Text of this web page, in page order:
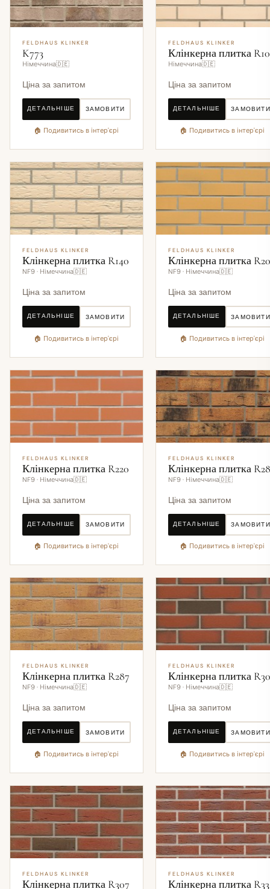
FELDHAUS KLINKER
K773
Німеччина🇩🇪
Ціна за запитом
ДЕТАЛЬНІШЕ ЗАМОВИТИ
🏠 Подивитись в інтер'єрі
FELDHAUS KLINKER
Клінкерна плитка
Німеччина🇩🇪
Ціна за запитом
ДЕТАЛЬНІШЕ ЗАМОВИТИ
🏠 Подивитись в інтер'єрі
FELDHAUS KLINKER
Клінкерна плитка R140
NF9 · Німеччина🇩🇪
Ціна за запитом
ДЕТАЛЬНІШЕ ЗАМОВИТИ
🏠 Подивитись в інтер'єрі
FELDHAUS KLINKER
Клінкерна плитка
NF9 · Німеччина🇩🇪
Ціна за запитом
ДЕТАЛЬНІШЕ ЗАМОВИТИ
🏠 Подивитись в інтер'єрі
FELDHAUS KLINKER
Клінкерна плитка R220
NF9 · Німеччина🇩🇪
Ціна за запитом
ДЕТАЛЬНІШЕ ЗАМОВИТИ
🏠 Подивитись в інтер'єрі
FELDHAUS KLINKER
Клінкерна плитка
NF9 · Німеччина🇩🇪
Ціна за запитом
ДЕТАЛЬНІШЕ ЗАМОВИТИ
🏠 Подивитись в інтер'єрі
FELDHAUS KLINKER
Клінкерна плитка R287
NF9 · Німеччина🇩🇪
Ціна за запитом
ДЕТАЛЬНІШЕ ЗАМОВИТИ
🏠 Подивитись в інтер'єрі
FELDHAUS KLINKER
Клінкерна плитка
NF9 · Німеччина🇩🇪
Ціна за запитом
ДЕТАЛЬНІШЕ ЗАМОВИТИ
🏠 Подивитись в інтер'єрі
FELDHAUS KLINKER
Клінкерна плитка R307
FELDHAUS KLINKER
Клінкерна плитка